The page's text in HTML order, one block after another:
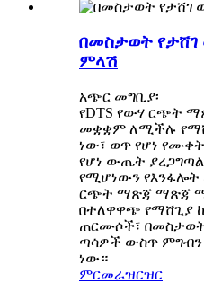
በመስታወት
ምላሽ
አጭር መግቢያ፡
የDTS የውሃ ርጭት
መቋቋም ለሚችሉ
ነው፣ ወጥ የሆነ
የሆነ ውጤት ያረጋግጣል
የሚሆነውን የእንፋሎት
ርጭት ማጽጃ ማጽጃ
በተለዋዋጭ የማሸጊያ
ጠርሙሶች፣
ጣሳዎች ውስጥ ምግብን
ነው።
ምርመራዝርዝር